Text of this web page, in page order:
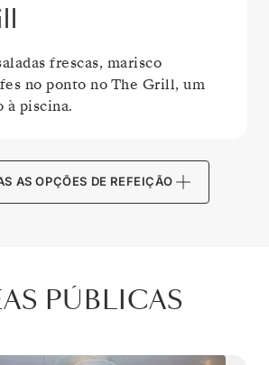
frescas, marisco
no ponto no The Grill, um
piscina.
AS OPÇÕES DE REFEIÇÃO
PÚBLICAS